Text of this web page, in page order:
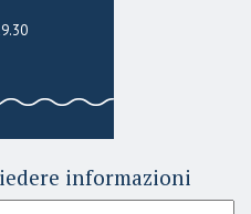
informazioni